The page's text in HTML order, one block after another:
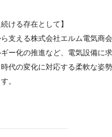
ける存在として】
支える株式会社エルム電気商
ー化の推進など、電気設備に
代の変化に対応する柔軟な姿
。